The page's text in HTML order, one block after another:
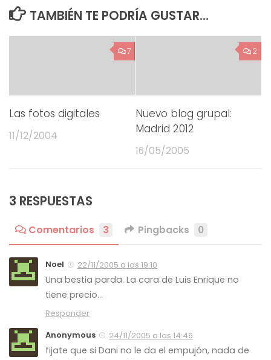
TAMBIÉN TE PODRÍA GUSTAR...
7
Las fotos digitales
11/12/2004
2
Nuevo blog grupal:
Madrid 2012
16/05/2005
3 RESPUESTAS
Comentarios 3 Pingbacks 0
Noel 22/11/2005 a las 19:10
Una bestia parda. La cara de Luis Enrique no
tiene precio…
Responder
Anonymous
24/11/2005 a las 14:46
fijate que si Dani no le da el empujón, nada de